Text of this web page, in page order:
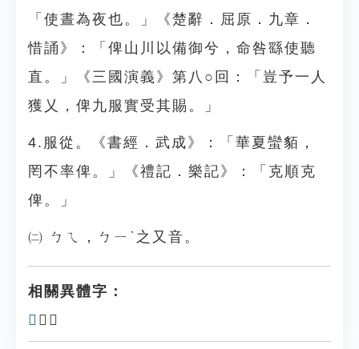
「使晝為夜也。」《楚辭．屈原．九章．
惜誦》：「俾山川以備御兮，命咎繇使聽
直。」《三國演義》第八○回：「豈予一人
獲乂，俾九服實受其賜。」
4.服從。《書經．武成》：「華夏蠻貊，
罔不率俾。」《禮記．樂記》：「克順克
俾。」
㈡ ㄅㄟ，ㄅㄧˋ之又音。
相關異體字：
𢔌 、𠈷